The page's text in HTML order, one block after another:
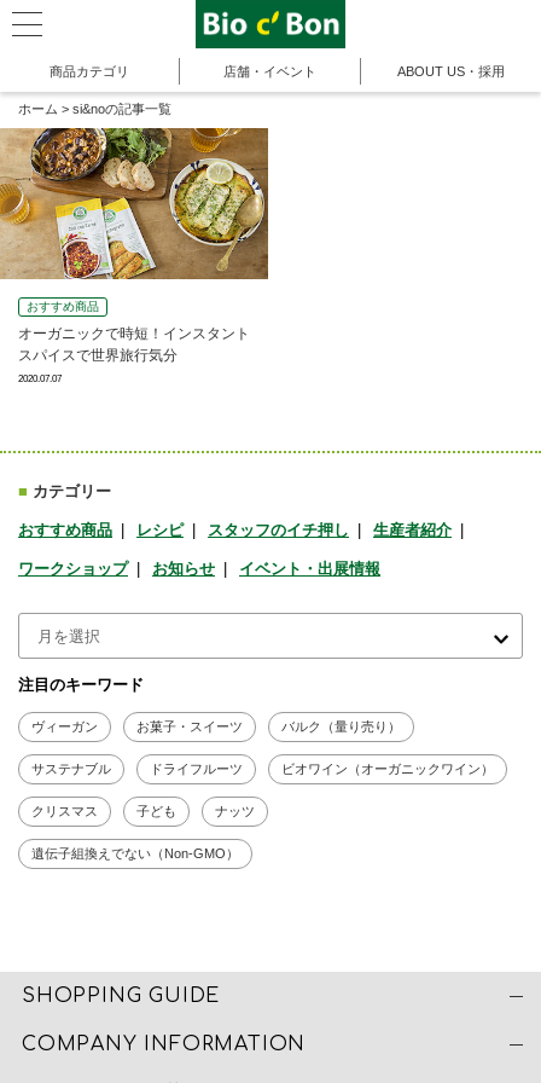
商品カテゴリ 店舗・イベント ABOUT US・採用
ホーム > si&noの記事一覧
おすすめ商品
オーガニックで時短！インスタント
スパイスで世界旅行気分
2020.07.07
■ カテゴリー
おすすめ商品 レシピ スタッフのイチ押し 生産者紹介
ワークショップ お知らせ イベント・出展情報
注目のキーワード
ヴィーガン お菓子・スイーツ バルク（量り売り）
サステナブル ドライフルーツ ビオワイン（オーガニックワイン）
クリスマス 子ども ナッツ
遺伝子組換えでない（Non-GMO）
SHOPPING GUIDE
COMPANY INFORMATION